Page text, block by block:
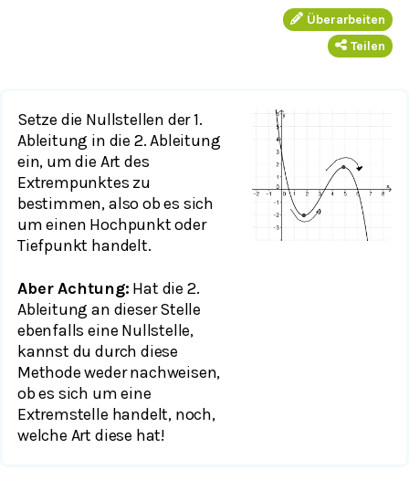
Überarbeiten
Teilen
Setze die Nullstellen der 1.
Ableitung in die 2. Ableitung
ein, um die Art des
Extrempunktes zu
bestimmen, also ob es sich
um einen Hochpunkt oder
Tiefpunkt handelt.
Aber Achtung: Hat die 2.
Ableitung an dieser Stelle
ebenfalls eine Nullstelle,
kannst du durch diese
Methode weder nachweisen,
ob es sich um eine
Extremstelle handelt, noch,
welche Art diese hat!